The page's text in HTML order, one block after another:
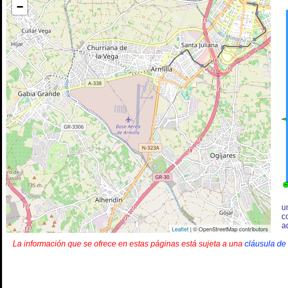
−
Leaflet| © OpenStreetMap contributors
La información que se ofrece en estas páginas está sujeta a una cláusula